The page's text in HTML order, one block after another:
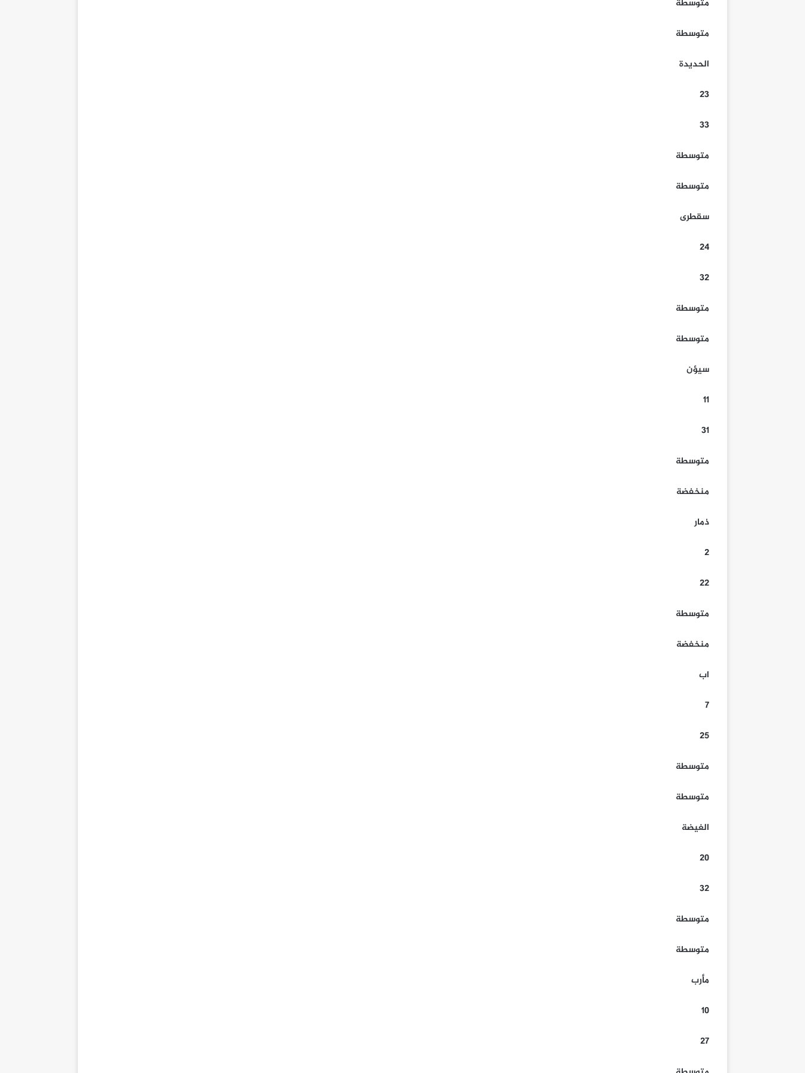
متوسطة
متوسطة
الحديدة
23
33
متوسطة
متوسطة
سقطرى
24
32
متوسطة
متوسطة
سيؤن
11
31
متوسطة
منخفضة
ذمار
2
22
متوسطة
منخفضة
اب
7
25
متوسطة
متوسطة
الغيضة
20
32
متوسطة
متوسطة
مأرب
10
27